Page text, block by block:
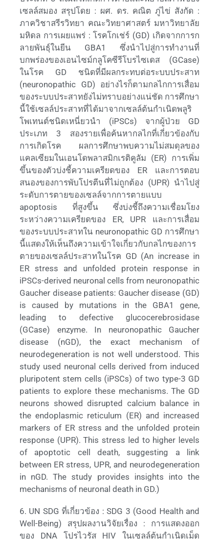
เซลล์สมอง สรุปโดย : ผศ. ดร. คณิต ภู่ไข่ สังกัด :
ภาควิชาสรีรวิทยา คณะวิทยาศาสตร์ มหาวิทยาลัย
มหิดล การเผยแพร่ : โรคโกเช่ร์ (GD) เกิดจากการก
ลายพันธุ์ในยีน GBA1 ซึ่งนำไปสู่การทำงานที่
บกพร่องของเอนไซม์กลูโคซีรีโบรไซเดส (GCase)
ในโรค GD ชนิดที่มีผลกระทบต่อระบบประสาท
(neuronopathic GD) อย่างไรก็ตามกลไกการเสื่อม
ของระบบประสาทยังไม่ทราบอย่างแน่ชัด การศึกษา
นี้ใช้เซลล์ประสาทที่ได้มาจากเซลล์ต้นกำเนิดพลูริ
โพเทนต์ชนิดเหนี่ยวนำ (iPSCs) จากผู้ป่วย GD
ประเภท 3 สองรายเพื่อค้นหากลไกที่เกี่ยวข้องกับ
การเกิดโรค ผลการศึกษาพบความไม่สมดุลของ
แคลเซียมในเอนโดพลาสมิกเรติคูลัม (ER) การเพิ่ม
ขึ้นของตัวบ่งชี้ความเครียดของ ER และการตอบ
สนองของการพับโปรตีนที่ไม่ถูกต้อง (UPR) นำไปสู่
ระดับการตายของเซลล์จากการตายแบบ
apoptosis ที่สูงขึ้น ซึ่งบ่งชี้ถึงความเชื่อมโยง
ระหว่างความเครียดของ ER, UPR และการเสื่อม
ของระบบประสาทใน neuronopathic GD การศึกษา
นี้แสดงให้เห็นถึงความเข้าใจเกี่ยวกับกลไกของการ
ตายของเซลล์ประสาทในโรค GD (An increase in
ER stress and unfolded protein response in
iPSCs-derived neuronal cells from neuronopathic
Gaucher disease patients: Gaucher disease (GD)
is caused by mutations in the GBA1 gene,
leading to defective glucocerebrosidase
(GCase) enzyme. In neuronopathic Gaucher
disease (nGD), the exact mechanism of
neurodegeneration is not well understood. This
study used neuronal cells derived from induced
pluripotent stem cells (iPSCs) of two type-3 GD
patients to explore these mechanisms. The GD
neurons showed disrupted calcium balance in
the endoplasmic reticulum (ER) and increased
markers of ER stress and the unfolded protein
response (UPR). This stress led to higher levels
of apoptotic cell death, suggesting a link
between ER stress, UPR, and neurodegeneration
in nGD. The study provides insights into the
mechanisms of neuronal death in GD.)
6. UN SDG ที่เกี่ยวข้อง : SDG 3 (Good Health and
Well-Being) สรุปผลงานวิจัยเรื่อง : การแสดงออก
ของ DNA โปรไวรัส HIV ในเซลล์ต้นกำเนิดเม็ด